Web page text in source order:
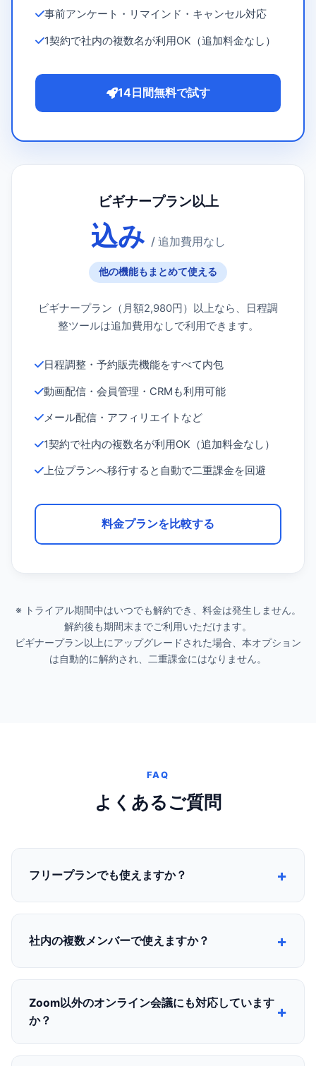
事前アンケート・リマインド・キャンセル対応
1契約で社内の複数名が利用OK（追加料金なし）
14日間無料で試す
ビギナープラン以上
込み / 追加費用なし
他の機能もまとめて使える
ビギナープラン（月額2,980円）以上なら、日程調
整ツールは追加費用なしで利用できます。
日程調整・予約販売機能をすべて内包
動画配信・会員管理・CRMも利用可能
メール配信・アフィリエイトなど
1契約で社内の複数名が利用OK（追加料金なし）
上位プランへ移行すると自動で二重課金を回避
料金プランを比較する
※ トライアル期間中はいつでも解約でき、料金は発生しません。
解約後も期間末までご利用いただけます。
ビギナープラン以上にアップグレードされた場合、本オプション
は自動的に解約され、二重課金にはなりません。
FAQ
よくあるご質問
フリープランでも使えますか？
の予約機能をご利用いただけます。14日間の無料トライア
社内の複数メンバーで使えますか？
で複数のメンバーがご利用いただけます。メンバーごとに
専用の予約ページを持ち、それぞれが自分のGoogleカレ
ンダーやZoomを連携できます。人数に応じた追加料金は
かかりません。
Zoom以外のオンライン会議にも対応しています
か？